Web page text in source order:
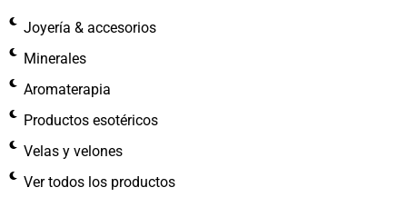
Joyería & accesorios
Minerales
Aromaterapia
Productos esotéricos
Velas y velones
Ver todos los productos